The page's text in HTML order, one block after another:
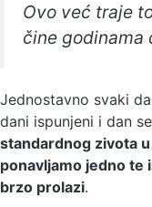
Ovo već traje
čine godinama
Jednostavno svaki
dani ispunjeni i dan
standardnog zivota
ponavljamo jedno te
brzo prolazi.